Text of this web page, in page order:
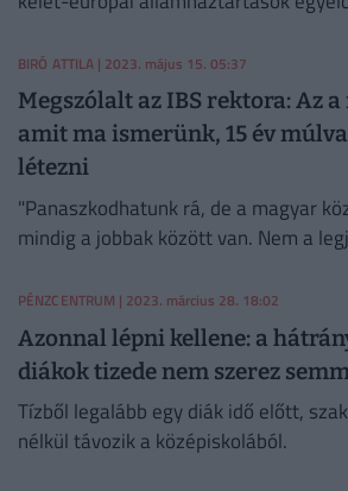
BIRÓ ATTILA | 2023. május 15. 05:37
Megszólalt az IBS rektora: Az
amit ma ismerünk, 15 év
létezni
"Panaszkodhatunk rá, de a magyar
mindig a jobbak között van. Nem a
PÉNZCENTRUM | 2023. március 28. 18:02
Azonnal lépni kellene: a
diákok tizede nem szerez
Tízből legalább egy diák idő előtt,
nélkül távozik a középiskolából.